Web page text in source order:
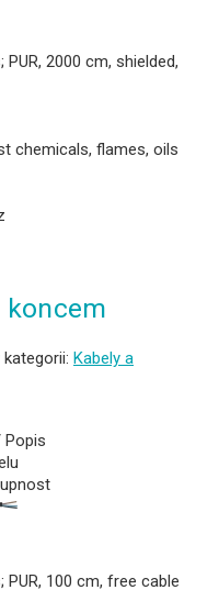
2000 cm, shielded,
chemicals, flames, oils
koncem
Kabely a
Popis
100 cm, free cable